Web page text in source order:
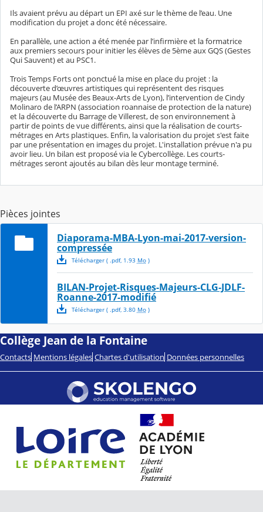
Ils avaient prévu au départ un EPI axé sur le thème de l’eau. Une
modification du projet a donc été nécessaire.
En parallèle, une action a été menée par l’infirmière et la formatrice
aux premiers secours pour initier les élèves de 5ème aux GQS (Gestes
Qui Sauvent) et au PSC1.
Trois Temps Forts ont ponctué la mise en place du projet : la
découverte d’œuvres artistiques qui représentent des risques
majeurs (au Musée des Beaux-Arts de Lyon), l’intervention de Cindy
Molinaro de l’ARPN (association roannaise de protection de la nature)
et la découverte du Barrage de Villerest, de son environnement à
partir de points de vue différents, ainsi que la réalisation de courts-
métrages en Arts plastiques. Enfin, la valorisation du projet s'est faite
par une présentation en images du projet. L'installation prévue n'a pu
avoir lieu. Un bilan est proposé via le Cybercollège. Les courts-
métrages seront ajoutés au bilan dès leur montage terminé.
Pièces jointes
Diaporama-MBA-Lyon-mai-2017-version-
compressée
Télécharger( .pdf, 1.93 Mo)
BILAN-Projet-Risques-Majeurs-CLG-JDLF-
Roanne-2017-modifié
Télécharger( .pdf, 3.80 Mo)
Collège Jean de la Fontaine
Contacts Mentions légales Chartes d'utilisation Données personnelles